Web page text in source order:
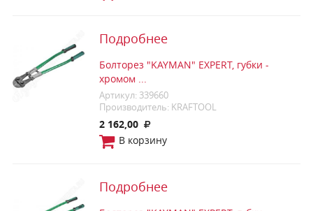
Подробнее
Болторез "KAYMAN" EXPERT, губки -
хромом ...
Артикул: 339660
Производитель: KRAFTOOL
2 162,00
В корзину
Подробнее